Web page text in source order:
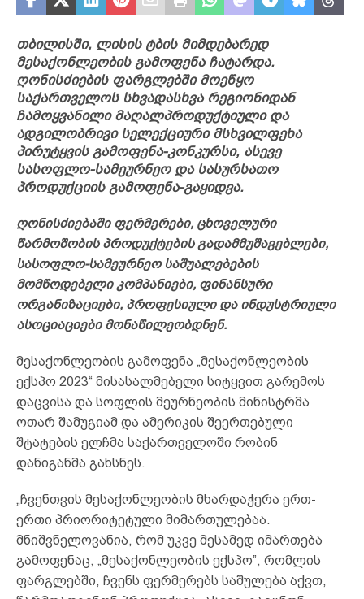
თბილისში, ლისის ტბის მიმდებარედ
მესაქონლეობის გამოფენა ჩატარდა.
ღონისძიების ფარგლებში მოეწყო
საქართველოს სხვადასხვა რეგიონიდან
ჩამოყვანილი მაღალპროდუქტიული და
ადგილობრივი სელექციური მსხვილფეხა
პირუტყვის გამოფენა-კონკურსი, ასევე
სასოფლო-სამეურნეო და სასურსათო
პროდუქციის გამოფენა-გაყიდვა.
ღონისძიებაში ფერმერები, ცხოველური
წარმოშობის პროდუქტების გადამმუშავებლები,
სასოფლო-სამეურნეო საშუალებების
მომწოდებელი კომპანიები, ფინანსური
ორგანიზაციები, პროფესიული და ინდუსტრიული
ასოციაციები მონაწილეობდნენ.
მესაქონლეობის გამოფენა „მესაქონლეობის
ექსპო 2023“ მისასალმებელი სიტყვით გარემოს
დაცვისა და სოფლის მეურნეობის მინისტრმა
ოთარ შამუგიამ და ამერიკის შეერთებული
შტატების ელჩმა საქართველოში რობინ
დანიგანმა გახსნეს.
„ჩვენთვის მესაქონლეობის მხარდაჭერა ერთ-
ერთი პრიორიტეტული მიმართულებაა.
მნიშვნელოვანია, რომ უკვე მესამედ იმართება
გამოფენაც, „მესაქონლეობის ექსპო”, რომლის
ფარგლებში, ჩვენს ფერმერებს საშულება აქვთ,